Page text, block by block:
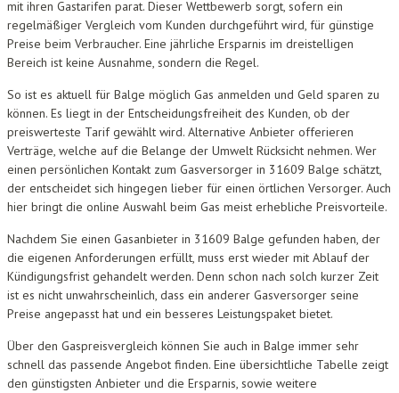
mit ihren Gastarifen parat. Dieser Wettbewerb sorgt, sofern ein
regelmäßiger Vergleich vom Kunden durchgeführt wird, für günstige
Preise beim Verbraucher. Eine jährliche Ersparnis im dreistelligen
Bereich ist keine Ausnahme, sondern die Regel.
So ist es aktuell für Balge möglich Gas anmelden und Geld sparen zu
können. Es liegt in der Entscheidungsfreiheit des Kunden, ob der
preiswerteste Tarif gewählt wird. Alternative Anbieter offerieren
Verträge, welche auf die Belange der Umwelt Rücksicht nehmen. Wer
einen persönlichen Kontakt zum Gasversorger in 31609 Balge schätzt,
der entscheidet sich hingegen lieber für einen örtlichen Versorger. Auch
hier bringt die online Auswahl beim Gas meist erhebliche Preisvorteile.
Nachdem Sie einen Gasanbieter in 31609 Balge gefunden haben, der
die eigenen Anforderungen erfüllt, muss erst wieder mit Ablauf der
Kündigungsfrist gehandelt werden. Denn schon nach solch kurzer Zeit
ist es nicht unwahrscheinlich, dass ein anderer Gasversorger seine
Preise angepasst hat und ein besseres Leistungspaket bietet.
Über den Gaspreisvergleich können Sie auch in Balge immer sehr
schnell das passende Angebot finden. Eine übersichtliche Tabelle zeigt
den günstigsten Anbieter und die Ersparnis, sowie weitere